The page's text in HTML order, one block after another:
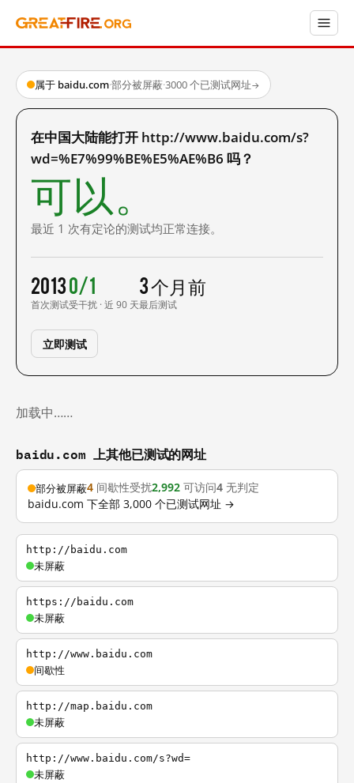
属于 baidu.com·部分被屏蔽·3000 个已测试网址→
在中国大陆能打开 http://www.baidu.com/s?
wd=%E7%99%BE%E5%AE%B6 吗？
可以。
最近 1 次有定论的测试均正常连接。
2013
首次测试
0/1
受干扰 · 近 90 天
3 个月前
最后测试
立即测试
加载中……
baidu.com 上其他已测试的网址
部分被屏蔽4 间歇性受扰2,992 可访问4 无判定
baidu.com 下全部 3,000 个已测试网址 →
http://baidu.com
未屏蔽
https://baidu.com
未屏蔽
http://www.baidu.com
间歇性
http://map.baidu.com
未屏蔽
http://www.baidu.com/s?wd=
未屏蔽